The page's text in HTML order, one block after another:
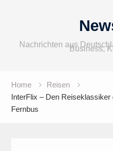
Nachrichten ausBusiness,
Home
Reisen
InterFlix – Den
Fernbus